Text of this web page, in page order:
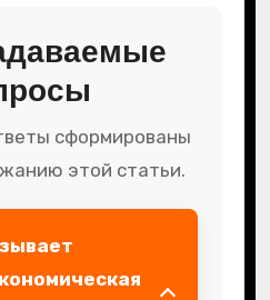
сформированы
этой статьи.